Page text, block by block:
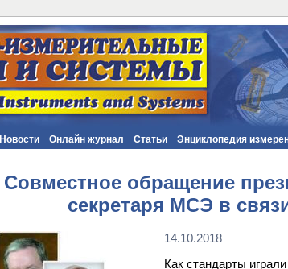
Новости Онлайн журнал Статьи Энциклопедия
Совместное обращение
секретаря МСЭ в
14.10.2018
Как стандарты